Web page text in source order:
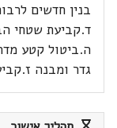
בנין חדשים
ה.ביטול קטע
גדר ומבנה